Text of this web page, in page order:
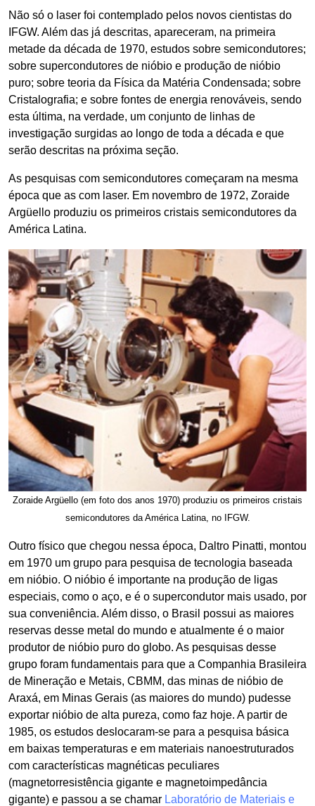
Não só o laser foi contemplado pelos novos cientistas do
IFGW. Além das já descritas, apareceram, na primeira
metade da década de 1970, estudos sobre semicondutores;
sobre supercondutores de nióbio e produção de nióbio
puro; sobre teoria da Física da Matéria Condensada; sobre
Cristalografia; e sobre fontes de energia renováveis, sendo
esta última, na verdade, um conjunto de linhas de
investigação surgidas ao longo de toda a década e que
serão descritas na próxima seção.
As pesquisas com semicondutores começaram na mesma
época que as com laser. Em novembro de 1972, Zoraide
Argüello produziu os primeiros cristais semicondutores da
América Latina.
Zoraide Argüello (em foto dos anos 1970) produziu os primeiros cristais
semicondutores da América Latina, no IFGW.
Outro físico que chegou nessa época, Daltro Pinatti, montou
em 1970 um grupo para pesquisa de tecnologia baseada
em nióbio. O nióbio é importante na produção de ligas
especiais, como o aço, e é o supercondutor mais usado, por
sua conveniência. Além disso, o Brasil possui as maiores
reservas desse metal do mundo e atualmente é o maior
produtor de nióbio puro do globo. As pesquisas desse
grupo foram fundamentais para que a Companhia Brasileira
de Mineração e Metais, CBMM, das minas de nióbio de
Araxá, em Minas Gerais (as maiores do mundo) pudesse
exportar nióbio de alta pureza, como faz hoje. A partir de
1985, os estudos deslocaram-se para a pesquisa básica
em baixas temperaturas e em materiais nanoestruturados
com características magnéticas peculiares
(magnetorresistência gigante e magnetoimpedância
gigante) e passou a se chamar Laboratório de Materiais e